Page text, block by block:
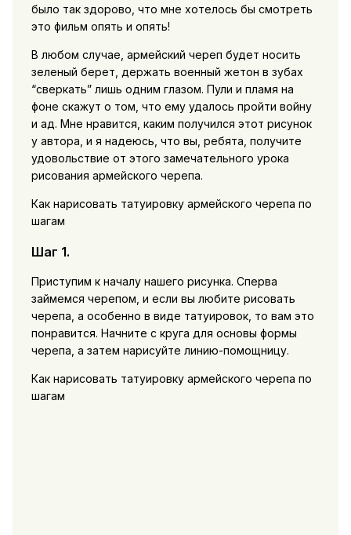
было так здорово, что мне хотелось бы смотреть
это фильм опять и опять!
В любом случае, армейский череп будет носить
зеленый берет, держать военный жетон в зубах
“сверкать” лишь одним глазом. Пули и пламя на
фоне скажут о том, что ему удалось пройти войну
и ад. Мне нравится, каким получился этот рисунок
у автора, и я надеюсь, что вы, ребята, получите
удовольствие от этого замечательного урока
рисования армейского черепа.
Как нарисовать татуировку армейского черепа по
шагам
Шаг 1.
Приступим к началу нашего рисунка. Сперва
займемся черепом, и если вы любите рисовать
черепа, а особенно в виде татуировок, то вам это
понравится. Начните с круга для основы формы
черепа, а затем нарисуйте линию-помощницу.
Как нарисовать татуировку армейского черепа по
шагам